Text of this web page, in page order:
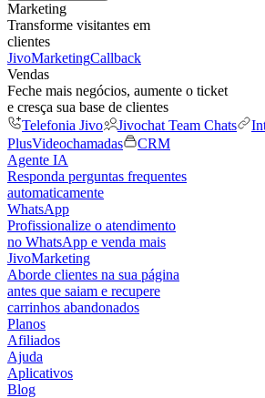
Marketing
Transforme visitantes em
clientes
JivoMarketingCallback
Vendas
Feche mais negócios, aumente o ticket
e cresça sua base de clientes
Telefonia Jivo
Jivochat Team Chats
PlusVideochamadas
CRM
Agente IA
Responda perguntas frequentes
automaticamente
WhatsApp
Profissionalize o atendimento
no WhatsApp e venda mais
JivoMarketing
Aborde clientes na sua página
antes que saiam e recupere
carrinhos abandonados
Planos
Afiliados
Ajuda
Aplicativos
Blog